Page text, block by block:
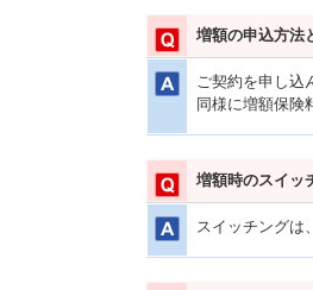
増額の申込方法
ご契約を申し込
同様に増額保険
増額時のスイッ
スイッチングは